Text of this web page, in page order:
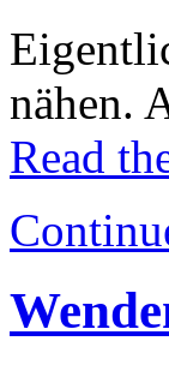
nähen.
Read